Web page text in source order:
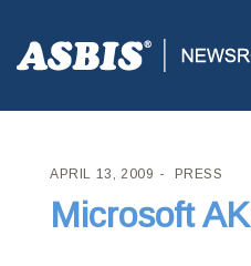
ASBIS CROATIA >
APRIL 13, 2009 PRESS
Microsoft